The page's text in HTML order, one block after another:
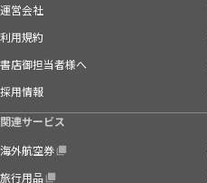
運営会社
利用規約
書店御担当者様へ
採用情報
関連サービス
海外航空券
旅行用品